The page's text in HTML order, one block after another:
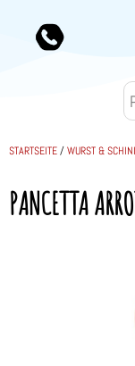
STARTSEITE/WURST &
PANCETTA